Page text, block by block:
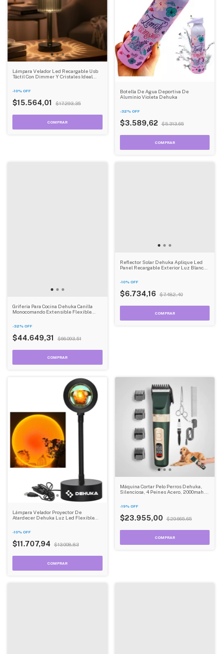
Lámpara Velador Led Recargable Usb
Táctil Con Dimmer Y Cristales Ideal
-10% OFF
$15.564,01 $17.293,35
Botella De Agua Deportiva De
Aluminio Violeta Dehuka
-32% OFF
$3.589,62 $5.313,65
Griferia Para Cocina Dehuka Canilla
Monocomando Extensible Flexible
-32% OFF
$44.649,31 $66.093,51
Reflector Solar Dehuka Aplique Led
Panel Recargable Exterior Luz Blanco
-10% OFF
$6.734,16 $7.482,40
Lámpara Velador Proyector De
Atardecer Dehuka Luz Led Flexible
-10% OFF
$11.707,94 $13.008,83
Máquina Cortar Pelo Perros Dehuka,
Silenciosa, 4 Peines Acero, 2000mah -
-19% OFF
$23.955,00 $29.665,65